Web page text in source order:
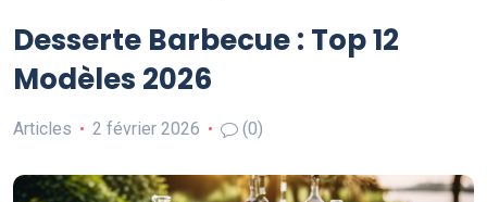
Desserte Barbecue : Top 12
Modèles 2026
Articles 2 février 2026 (0)